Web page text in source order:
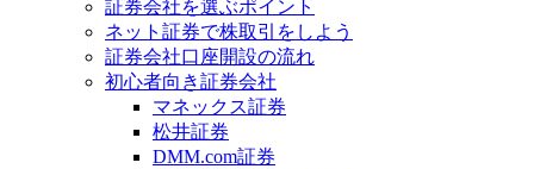
証券会社を選ぶポイント
ネット証券で株取引をしよう
証券会社口座開設の流れ
初心者向き証券会社
マネックス証券
松井証券
DMM.com証券